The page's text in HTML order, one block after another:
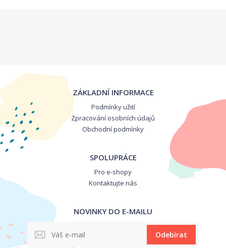
ZÁKLADNÍ INFORMACE
Podmínky užití
Zpracování osobních údajů
Obchodní podmínky
SPOLUPRÁCE
Pro e-shopy
Kontaktujte nás
NOVINKY DO E-MAILU
Odebírat